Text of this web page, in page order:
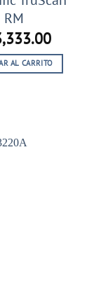
RM
AL CARRITO